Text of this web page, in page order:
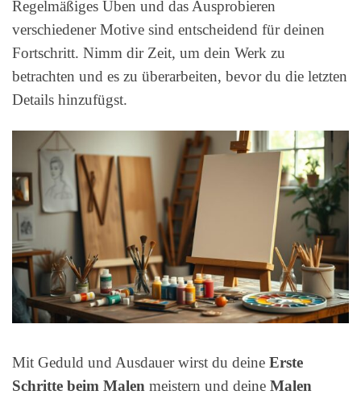
Regelmäßiges Üben und das Ausprobieren
verschiedener Motive sind entscheidend für deinen
Fortschritt. Nimm dir Zeit, um dein Werk zu
betrachten und es zu überarbeiten, bevor du die letzten
Details hinzufügst.
Mit Geduld und Ausdauer wirst du deine Erste
Schritte beim Malen meistern und deine Malen